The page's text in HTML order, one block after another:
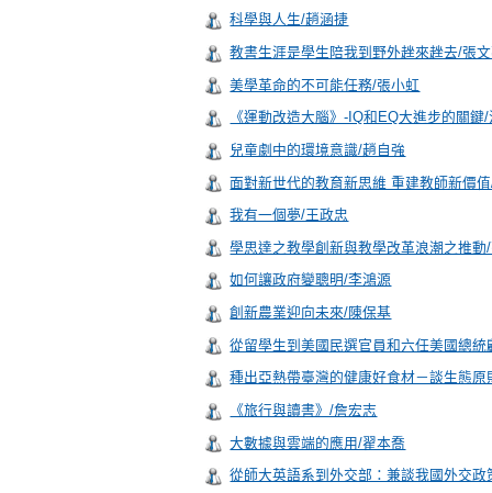
科學與人生/趙涵捷
教書生涯是學生陪我到野外趖來趖去/張
美學革命的不可能任務/張小虹
《運動改造大腦》-IQ和EQ大進步的關鍵
兒童劇中的環境意識/趙自強
面對新世代的教育新思維 重建教師新價
我有一個夢/王政忠
學思達之教學創新與教學改革浪潮之推動
如何讓政府變聰明/李鴻源
創新農業迎向未來/陳保基
從留學生到美國民選官員和六任美國總統
種出亞熱帶臺灣的健康好食材－談生態
《旅行與讀書》/詹宏志
大數據與雲端的應用/翟本喬
從師大英語系到外交部：兼談我國外交